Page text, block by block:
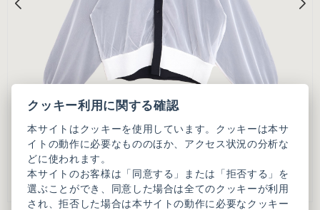
クッキー利用に関する確認
本サイトはクッキーを使用しています。クッキーは本サ
イトの動作に必要なもののほか、アクセス状況の分析な
どに使われます。
本サイトのお客様は「同意する」または「拒否する」を
選ぶことができ、同意した場合は全てのクッキーが利用
され、拒否した場合は本サイトの動作に必要なクッキー